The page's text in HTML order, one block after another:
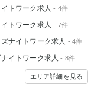
トワーク求人 - 4件
トワーク求人 - 7件
ナイトワーク求人 - 4件
イトワーク求人 - 8件
エリア詳細を見る